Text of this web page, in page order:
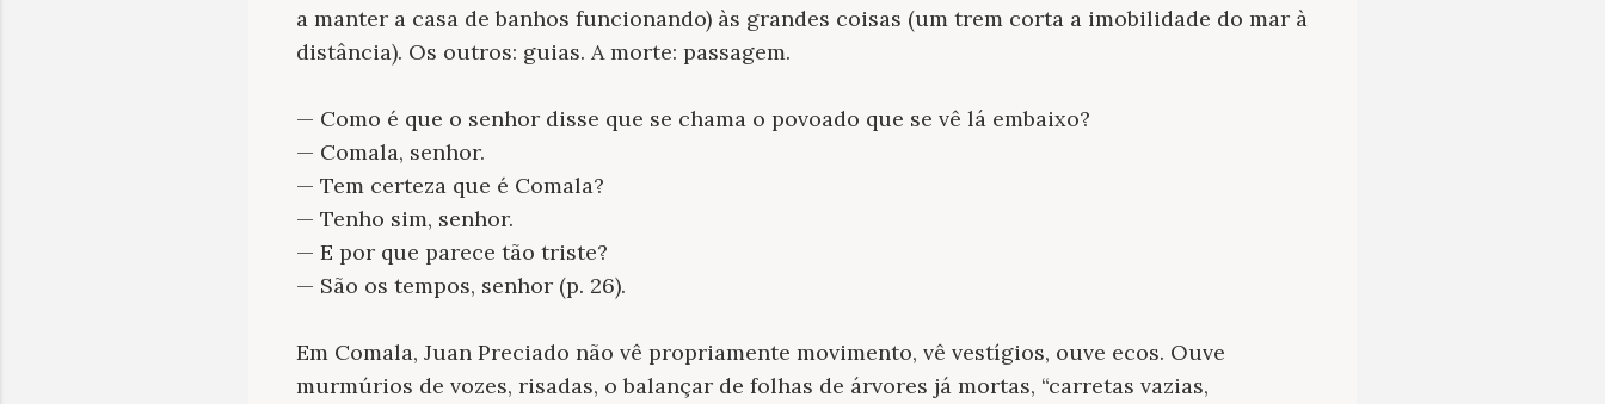
a manter a casa de banhos funcionando) às grandes coisas (um trem corta a imobilidade do mar à
distância). Os outros: guias. A morte: passagem.
— Como é que o senhor disse que se chama o povoado que se vê lá embaixo?
— Comala, senhor.
— Tem certeza que é Comala?
— Tenho sim, senhor.
— E por que parece tão triste?
— São os tempos, senhor (p. 26).
Em Comala, Juan Preciado não vê propriamente movimento, vê vestígios, ouve ecos. Ouve
murmúrios de vozes, risadas, o balançar de folhas de árvores já mortas, “carretas vazias,